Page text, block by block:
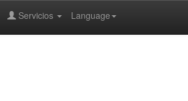
Language
Servicios